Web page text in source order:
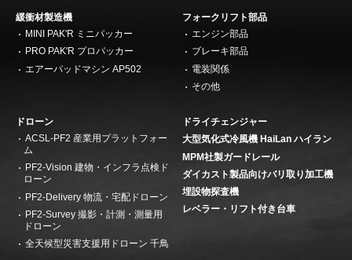
緩衝材製造機
MINI PAK'R ミニパッカー
PRO PAK'R プロパッカー
エアーパッドマシン AP502
フォークリフト部品
エンジン部品
ブレーキ部品
電装関係
その他
ドローン
ACSL-PF2 産業用プラットフォー
ム
PF2-Vision 建物・インフラ点検ド
ローン
PF2-Delivery 物流・宅配ドローン
PF2-Survey 撮影・計測・測量用
ドローン
全天候型災害支援用ドローン 千鳥
ドライチェンジャー
大型気化式冷風機 HaiLan ハイラン
MPM社製ガードレール
ダイカスト製品向けバリ取り加工機
埋設物探査機
レベラー・リフト付き台車